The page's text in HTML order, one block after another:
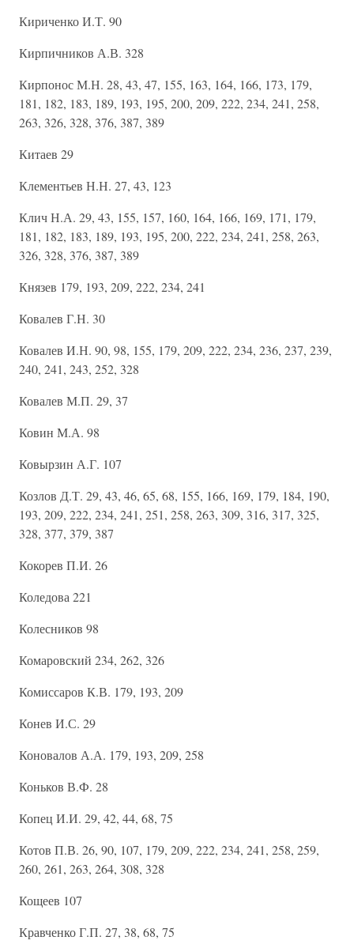
Кириченко И.Т. 90
Кирпичников А.В. 328
Кирпонос М.Н. 28, 43, 47, 155, 163, 164, 166, 173, 179,
181, 182, 183, 189, 193, 195, 200, 209, 222, 234, 241, 258,
263, 326, 328, 376, 387, 389
Китаев 29
Клементьев Н.Н. 27, 43, 123
Клич Н.А. 29, 43, 155, 157, 160, 164, 166, 169, 171, 179,
181, 182, 183, 189, 193, 195, 200, 222, 234, 241, 258, 263,
326, 328, 376, 387, 389
Князев 179, 193, 209, 222, 234, 241
Ковалев Г.Н. 30
Ковалев И.Н. 90, 98, 155, 179, 209, 222, 234, 236, 237, 239,
240, 241, 243, 252, 328
Ковалев М.П. 29, 37
Ковин М.А. 98
Ковырзин А.Г. 107
Козлов Д.Т. 29, 43, 46, 65, 68, 155, 166, 169, 179, 184, 190,
193, 209, 222, 234, 241, 251, 258, 263, 309, 316, 317, 325,
328, 377, 379, 387
Кокорев П.И. 26
Коледова 221
Колесников 98
Комаровский 234, 262, 326
Комиссаров К.В. 179, 193, 209
Конев И.С. 29
Коновалов А.А. 179, 193, 209, 258
Коньков В.Ф. 28
Копец И.И. 29, 42, 44, 68, 75
Котов П.В. 26, 90, 107, 179, 209, 222, 234, 241, 258, 259,
260, 261, 263, 264, 308, 328
Кощеев 107
Кравченко Г.П. 27, 38, 68, 75